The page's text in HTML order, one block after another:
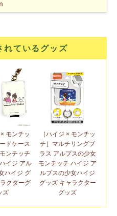
ているグッズ
× モンチッ
ドケース
ンチッチ
イジ アル
ハイジ グ
クターグ
ズ
［ハイジ × モンチッ
チ］マルチリングプ
ラス アルプスの少女
モンチッチ ハイジ ア
ルプスの少女ハイジ
グッズ キャラクター
グッズ